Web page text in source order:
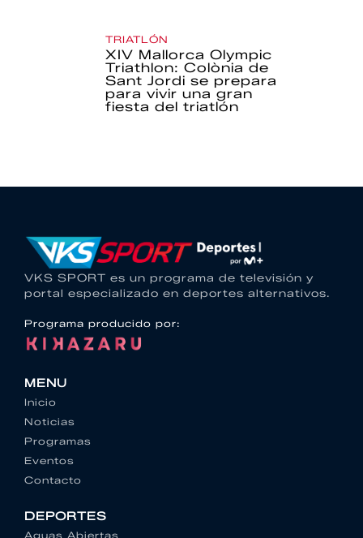
TRIATLÓN
XIV Mallorca Olympic
Triathlon: Colònia de
Sant Jordi se prepara
para vivir una gran
fiesta del triatlón
VKS SPORT es un programa de televisión y
portal especializado en deportes alternativos.
Programa producido por:
MENU
Inicio
Noticias
Programas
Eventos
Contacto
DEPORTES
Aguas Abiertas